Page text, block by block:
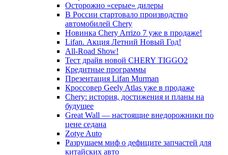
Осторожно «серые» дилеры
В России стартовало производство
автомобилей Chery
Новинка Chery Arrizo 7 уже в продаже!
Lifan. Акция Летний Новый Год!
All-Road Show!
Тест драйв новой CHERY TIGGO2
Кредитные программы
Презентация Lifan Murman
Кроссовер Geely Atlas уже в продаже
Chery: история, достижения и планы на
будущее
Great Wall — настоящие внедорожники по
цене седана
Zotye Auto
Разрушаем миф о дефиците запчастей для
китайских авто